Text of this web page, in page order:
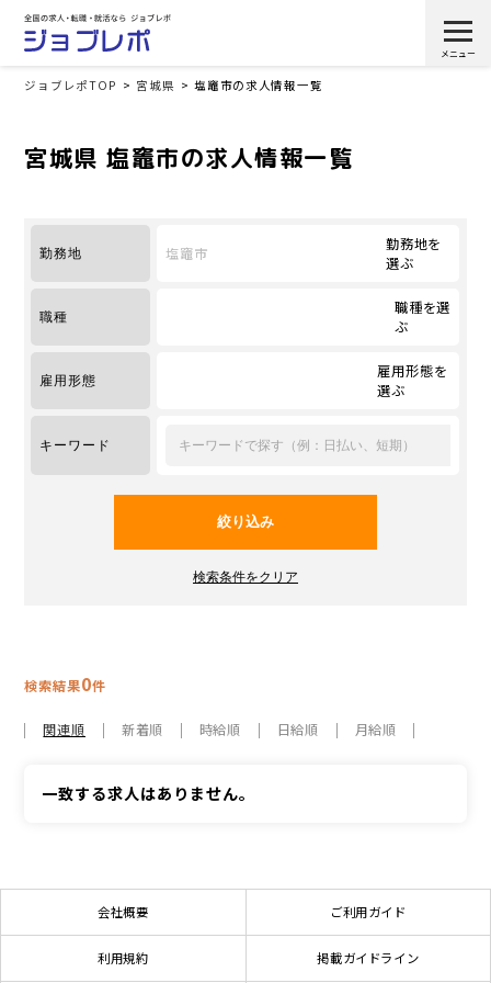
ジョブレポTOP 宮城県 塩竈市の求人情報一覧
宮城県 塩竈市の求人情報一覧
勤務地 塩竈市
勤務地を
選ぶ
職種
職種を選
ぶ
雇用形態
雇用形態を
選ぶ
キーワード
検索結果0件
関連順 新着順 時給順 日給順 月給順
一致する求人はありません。
会社概要 ご利用ガイド
利用規約 掲載ガイドライン